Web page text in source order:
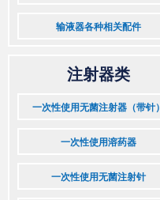
输液器各种相关配件
注射器类
一次性使用无菌注射器（带针）
一次性使用溶药器
一次性使用无菌注射针